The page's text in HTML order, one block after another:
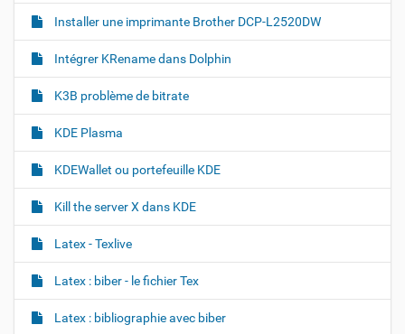
Installer une imprimante Brother DCP-L2520DW
Intégrer KRename dans Dolphin
K3B problème de bitrate
KDE Plasma
KDEWallet ou portefeuille KDE
Kill the server X dans KDE
Latex - Texlive
Latex : biber - le fichier Tex
Latex : bibliographie avec biber